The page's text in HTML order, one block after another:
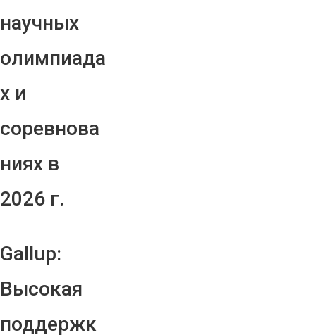
научных
олимпиада
х и
соревнова
ниях в
2026 г.
Gallup:
Высокая
поддержк